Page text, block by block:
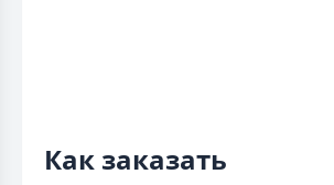
Как заказать